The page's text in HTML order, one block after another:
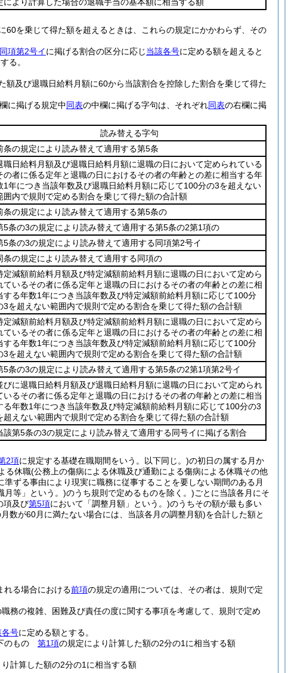
60を乗じて得た額を超えるときは、これらの規定にかかわらず、その
同項第2号イに掲げる割合の区分に応じ当該各号に定める額を超えると
る。
額及び退職日給料月額に60から当該割合を控除した割合を乗じて得た
に掲げる規定中同表の中欄に掲げる字句は、それぞれ同表の右欄に掲
読み替える字句
条の規定により読み替えて適用する第5条
職日給料月額及び退職日給料月額に退職の日において定められている
の者に係る定年と退職の日におけるその者の年齢との差に相当する年
1年につき当該年数及び退職日給料月額に応じて100分の3を超えない
囲内で規則で定める割合を乗じて得た額の合計額
条の規定により読み替えて適用する第5条の
5条の3の規定により読み替えて適用する第5条の2第1項の
5条の3の規定により読み替えて適用する同項第2号イ
条の規定により読み替えて適用する同項の
定減額前給料月額及び特定減額前給料月額に退職の日において定めら
ているその者に係る定年と退職の日におけるその者の年齢との差に相
する年数1年につき当該年数及び特定減額前給料月額に応じて100分
3を超えない範囲内で規則で定める割合を乗じて得た額の合計額
定減額前給料月額及び特定減額前給料月額に退職の日において定めら
ているその者に係る定年と退職の日におけるその者の年齢との差に相
する年数1年につき当該年数及び特定減額前給料月額に応じて100分
3を超えない範囲内で規則で定める割合を乗じて得た額の合計額
5条の3の規定により読み替えて適用する第5条の2第1項第2号イ
びに退職日給料月額及び退職日給料月額に退職の日において定められ
いるその者に係る定年と退職の日におけるその者の年齢との差に相当
る年数1年につき当該年数及び特定減額前給料月額に応じて100分の3
超えない範囲内で規則で定める割合を乗じて得た額の合計額
該第5条の3の規定により読み替えて適用する同号イに掲げる割合
2項に規定する基礎在職期間をいう。以下同じ。)の初日の属する月か
る休職(公務上の傷病による休職及び通勤による傷病による休職その他
準ずる事由により現実に職務に従事することを要しない期間のある月
月等」という。)のうち規則で定めるものを除く。)ごとに当該各月にそ
項及び第5項において「調整月額」という。)のうちその額が最も多い
数が60月に満たない場合には、当該各月の調整月額)を合計した額と
れる場合における前項の規定の適用については、その者は、規則で定
務の複雑、困難及び責任の度に関する事項を考慮して、規則で定め
各号に定める額とする。
のもの 第1項の規定により計算した額の2分の1に相当する額
計算した額の2分の1に相当する額